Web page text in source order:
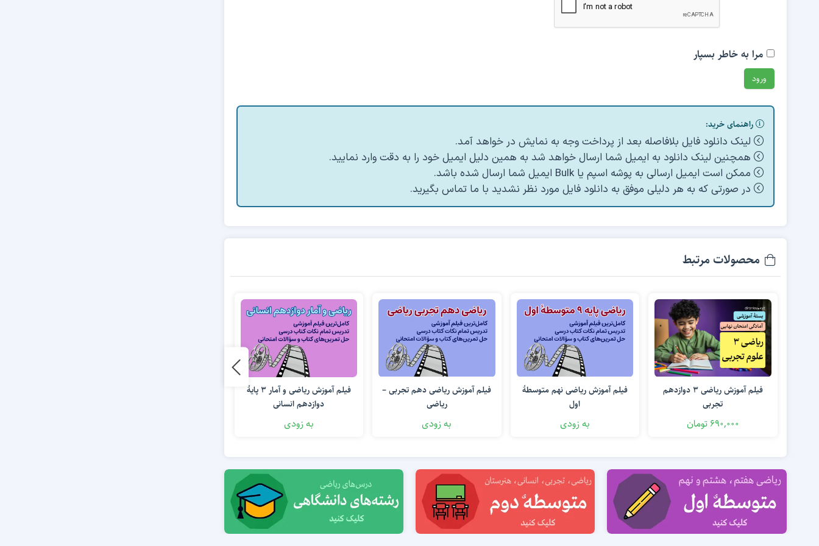
مرا به خاطر بسپار
راهنمای خرید:
لینک دانلود فایل بلافاصله بعد از پرداخت وجه به نمایش در خواهد آمد.
همچنین لینک دانلود به ایمیل شما ارسال خواهد شد به همین دلیل ایمیل خود را به دقت وارد نمایید.
ممکن است ایمیل ارسالی به پوشه اسپم یا Bulk ایمیل شما ارسال شده باشد.
در صورتی که به هر دلیلی موفق به دانلود فایل مورد نظر نشدید با ما تماس بگیرید.
محصولات مرتبط
فیلم آموزش ریاضی 3 دوازدهم
تجربی
690,000 تومان
فیلم آموزش ریاضی نهم متوسطۀ
اول
به زودی
فیلم آموزش ریاضی دهم تجربی –
ریاضی
به زودی
فیلم آموزش ریاضی و آمار 3 پایۀ
دوازدهم انسانی
به زودی